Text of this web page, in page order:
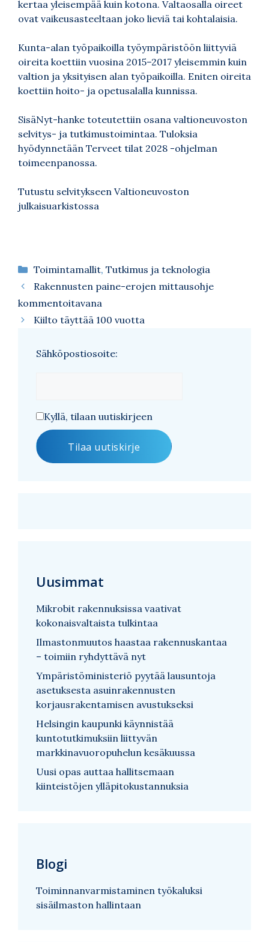
kertaa yleisempää kuin kotona. Valtaosalla oireet
ovat vaikeusasteeltaan joko lieviä tai kohtalaisia.
Kunta-alan työpaikoilla työympäristöön liittyviä
oireita koettiin vuosina 2015–2017 yleisemmin kuin
valtion ja yksityisen alan työpaikoilla. Eniten oireita
koettiin hoito- ja opetusalalla kunnissa.
SisäNyt-hanke toteutettiin osana valtioneuvoston
selvitys- ja tutkimustoimintaa. Tuloksia
hyödynnetään Terveet tilat 2028 -ohjelman
toimeenpanossa.
Tutustu selvitykseen Valtioneuvoston
julkaisuarkistossa
Kategoriat
Toimintamallit, Tutkimus ja teknologia
Rakennusten paine-erojen mittausohje
kommentoitavana
Kiilto täyttää 100 vuotta
Sähköpostiosoite:
Kyllä, tilaan uutiskirjeen
Uusimmat
Mikrobit rakennuksissa vaativat
kokonaisvaltaista tulkintaa
Ilmastonmuutos haastaa rakennuskantaa
– toimiin ryhdyttävä nyt
Ympäristöministeriö pyytää lausuntoja
asetuksesta asuinrakennusten
korjausrakentamisen avustukseksi
Helsingin kaupunki käynnistää
kuntotutkimuksiin liittyvän
markkinavuoropuhelun kesäkuussa
Uusi opas auttaa hallitsemaan
kiinteistöjen ylläpitokustannuksia
Blogi
Toiminnanvarmistaminen työkaluksi
sisäilmaston hallintaan